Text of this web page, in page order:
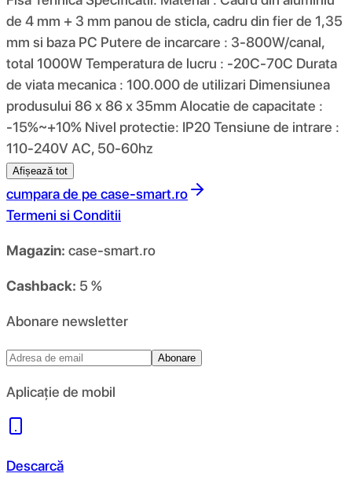
de 4 mm + 3 mm panou de sticla, cadru din fier de 1,35
mm si baza PC Putere de incarcare : 3-800W/canal,
total 1000W Temperatura de lucru : -20C-70C Durata
de viata mecanica : 100.000 de utilizari Dimensiunea
produsului 86 x 86 x 35mm Alocatie de capacitate :
-15%~+10% Nivel protectie: IP20 Tensiune de intrare :
110-240V AC, 50-60hz
Afișează tot
cumpara de pe case-smart.ro
Termeni si Conditii
Magazin: case-smart.ro
Cashback: 5 %
Abonare newsletter
Abonare
Aplicație de mobil
Descarcă